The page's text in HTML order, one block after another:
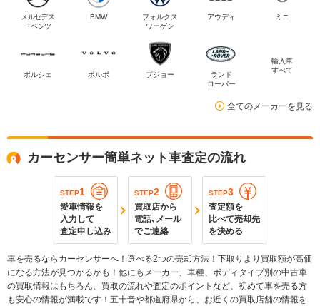
メルセデス
・ベンツ
BMW
フォルクス
ワーゲン
アウディ ミニ
ポルシェ ボルボ プジョー
ランド
ローバー
輸入車
すべて
全てのメーカーを見る
カーセンサー簡単ネット車査定の流れ
STEP1
愛車情報を
入力して
査定申し込み
STEP2
買取店から
電話､メール
でご連絡
STEP3
査定額を
比べて売却先
を決める
車を売るならカーセンサーへ！選べる2つの売却方法！下取りより買取額が高価
になる方法が見つかるかも！他にもメーカー、車種、ボディタイプ別の中古車
の買取情報はもちろん、買取の流れや査定のポイントなど、初めて車を売る方
も安心の情報が満載です！五十音や都道府県から、お近くの買取店舗の情報を